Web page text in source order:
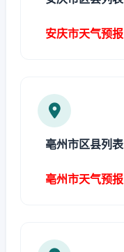
安庆市天气预报
亳州市区县列表
亳州市天气预报